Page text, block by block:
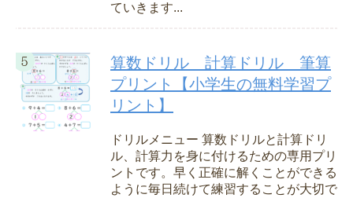
ていきます...
算数ドリル 計算ドリル 筆算
プリント【小学生の無料学習プ
リント】
ドリルメニュー 算数ドリルと計算ドリ
ル、計算力を身に付けるための専用プリ
ントです。早く正確に解くことができる
ように毎日続けて練習することが大切で